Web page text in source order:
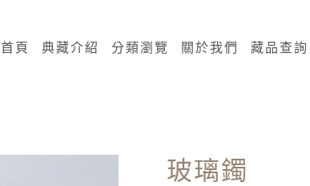
首頁 典藏介紹 分類瀏覽 關於我們 藏品查詢
玻璃鐲